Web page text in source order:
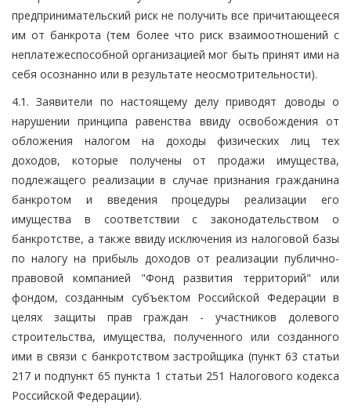
предпринимательский риск не получить все причитающееся
им от банкрота (тем более что риск взаимоотношений с
неплатежеспособной организацией мог быть принят ими на
себя осознанно или в результате неосмотрительности).
4.1. Заявители по настоящему делу приводят доводы о
нарушении принципа равенства ввиду освобождения от
обложения налогом на доходы физических лиц тех
доходов, которые получены от продажи имущества,
подлежащего реализации в случае признания гражданина
банкротом и введения процедуры реализации его
имущества в соответствии с законодательством о
банкротстве, а также ввиду исключения из налоговой базы
по налогу на прибыль доходов от реализации публично-
правовой компанией "Фонд развития территорий" или
фондом, созданным субъектом Российской Федерации в
целях защиты прав граждан - участников долевого
строительства, имущества, полученного или созданного
ими в связи с банкротством застройщика (пункт 63 статьи
217 и подпункт 65 пункта 1 статьи 251 Налогового кодекса
Российской Федерации).